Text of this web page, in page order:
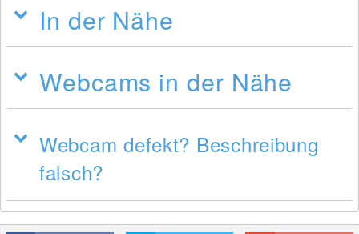
In der Nähe
Webcams in der Nähe
Webcam defekt? Beschreibung
falsch?